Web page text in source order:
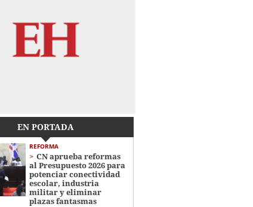
EN PORTADA
REFORMA
CN aprueba reformas
al Presupuesto 2026 para
potenciar conectividad
escolar, industria
militar y eliminar
plazas fantasmas